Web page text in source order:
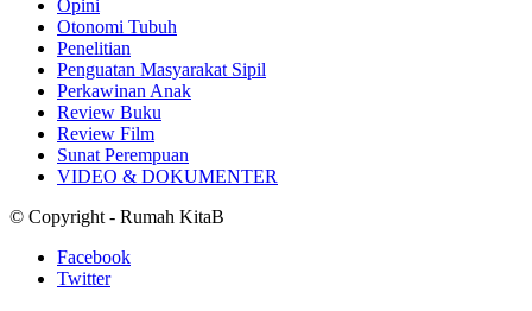
Opini
Otonomi Tubuh
Penelitian
Penguatan Masyarakat Sipil
Perkawinan Anak
Review Buku
Review Film
Sunat Perempuan
VIDEO & DOKUMENTER
© Copyright - Rumah KitaB
Facebook
Twitter